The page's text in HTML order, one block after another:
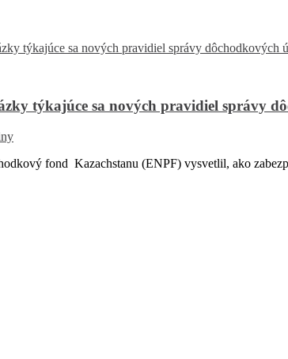
týkajúce sa nových pravidiel správy
fond Kazachstanu (ENPF) vysvetlil, ako